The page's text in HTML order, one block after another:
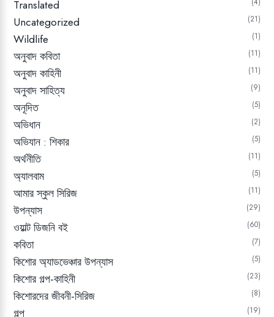
Translated
Uncategorized 21
Wildlife 1
অনুবাদ কবিতা 11
অনুবাদ কাহিনী 11
অনুবাদ সাহিত্য 9
অনূদিত 5
অভিধান 2
অভিযান : শিকার 5
অর্থনীতি 11
অ্যালবাম 5
আমার স্কুল সিরিজ 11
উপন্যাস 29
ওয়াল্ট ডিজনি বই 60
কবিতা 7
কিশোর অ্যাডভেঞ্চার উপন্যাস 5
কিশোর গল্প-কাহিনী 23
কিশোরদের জীবনী-সিরিজ 8
গল্প 19